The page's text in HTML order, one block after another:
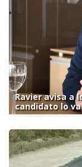
Ravier avisa a
candidato lo